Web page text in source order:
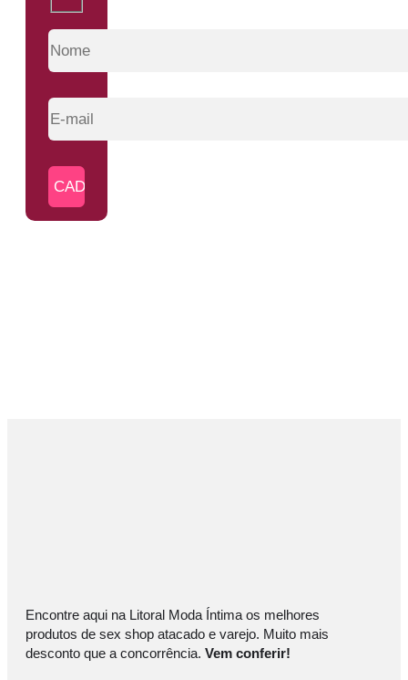
Encontre aqui na Litoral Moda Íntima os melhores
produtos de sex shop atacado e varejo. Muito mais
desconto que a concorrência. Vem conferir!